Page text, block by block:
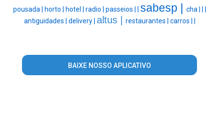
pousada | horto | hotel | radio | passeios | | sabesp | cha | | |
antiguidades | delivery | altus | restaurantes | carros | |
BAIXE NOSSO APLICATIVO